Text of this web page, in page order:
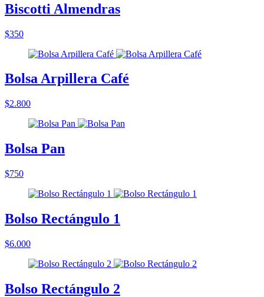
Biscotti Almendras
$350
Bolsa Arpillera Café
$2.800
Bolsa Pan
$750
Bolso Rectángulo 1
$6.000
Bolso Rectángulo 2